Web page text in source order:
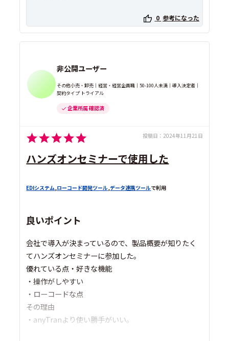
0 参考になった
非公開ユーザー
その他小売・卸売｜経営・経営企画職｜50-100人未満｜導入決定者｜
契約タイプ トライアル
企業所属 確認済
投稿日： 2024年11月21日
ハンズオンセミナーで使用した
EDIシステム ,ローコード開発ツール ,データ連携ツールで利用
良いポイント
会社で導入が決まっているので、製品概要が知りたく
てハンズオンセミナーに参加した。
優れている点・好きな機能
・操作がしやすい
・ローコードな点
その理由
・anyTranより使い勝手がいい。